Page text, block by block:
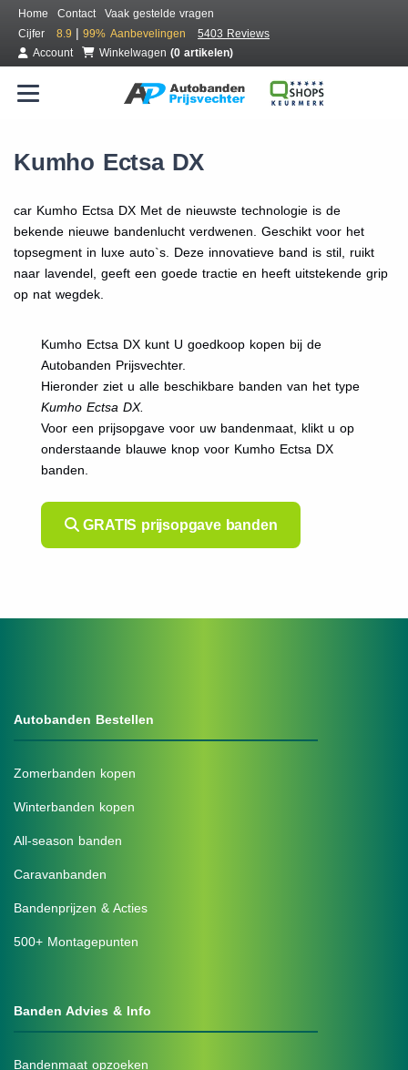
Home Contact
Vaak gestelde vragen
Cijfer
8.9 | 99% Aanbevelingen
5403 Reviews
Account
Winkelwagen (0 artikelen)
Kumho Ectsa DX
car Kumho Ectsa DX Met de nieuwste technologie is de
bekende nieuwe bandenlucht verdwenen. Geschikt voor het
topsegment in luxe auto`s. Deze innovatieve band is stil, ruikt
naar lavendel, geeft een goede tractie en heeft uitstekende grip
op nat wegdek.
Kumho Ectsa DX kunt U goedkoop kopen bij de
Autobanden Prijsvechter.
Hieronder ziet u alle beschikbare banden van het type
Kumho Ectsa DX.
Voor een prijsopgave voor uw bandenmaat, klikt u op
onderstaande blauwe knop voor Kumho Ectsa DX
banden.
GRATIS prijsopgave banden
Autobanden Bestellen
Zomerbanden kopen
Winterbanden kopen
All-season banden
Caravanbanden
Bandenprijzen & Acties
500+ Montagepunten
Banden Advies & Info
Bandenmaat opzoeken